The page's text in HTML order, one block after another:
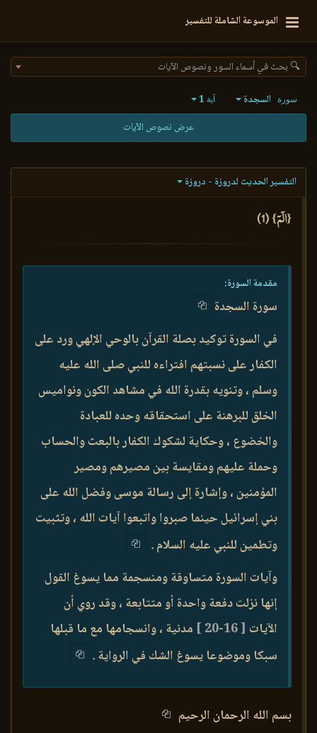
الموسوعة الشاملة للتفسير
🔍 بحث في أسماء السور ونصوص الآيات
سورة السجدة آية 1
عرض نصوص الآيات
التفسير الحديث لدروزة - دروزة
{الٓمٓ} (1)
مقدمة السورة:
سورة السجدة
في السورة توكيد بصلة القرآن بالوحي الإلهي ورد على
الكفار على نسبتهم افتراءه للنبي صلى الله عليه
وسلم ، وتنويه بقدرة الله في مشاهد الكون ونواميس
الخلق للبرهنة على استحقاقه وحده للعبادة
والخضوع ، وحكاية لشكوك الكفار بالبعث والحساب
وحملة عليهم ومقايسة بين مصيرهم ومصير
المؤمنين ، وإشارة إلى رسالة موسى وفضل الله على
بني إسرائيل حينما صبروا واتبعوا آيات الله ، وتثبيت
وتطمين للنبي عليه السلام .
وآيات السورة متساوقة ومنسجمة مما يسوغ القول
إنها نزلت دفعة واحدة أو متتابعة ، وقد روي أن
الآيات [ 16-20 ]
مدنية ، وانسجامها مع ما قبلها
سبكا وموضوعا يسوغ الشك في الرواية .
بسم الله الرحمان الرحيم